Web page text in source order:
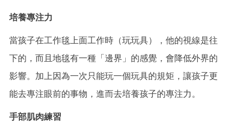
培養專注力
當孩子在工作毯上面工作時（玩玩具），他的視線是往
下的，而且地毯有一種「邊界」的感覺，會降低外界的
影響。加上因為一次只能玩一個玩具的規矩，讓孩子更
能去專注眼前的事物，進而去培養孩子的專注力。
手部肌肉練習